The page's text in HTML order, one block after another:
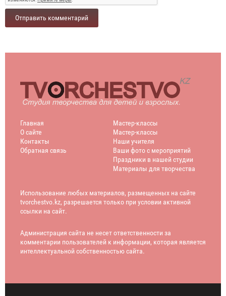
Отправить комментарий
Главная
О сайте
Контакты
Обратная связь
Мастер-классы
Мастер-классы
Наши учителя
Ваши фото с мероприятий
Праздники в нашей студии
Материалы для творчества
Использование любых материалов, размещенных на сайте
tvorchestvo.kz, разрешается только при условии активной
ссылки на сайт.
Администрация сайта не несет ответственности за
комментарии пользователей к информации, которая является
интеллектуальной собственностью сайта.